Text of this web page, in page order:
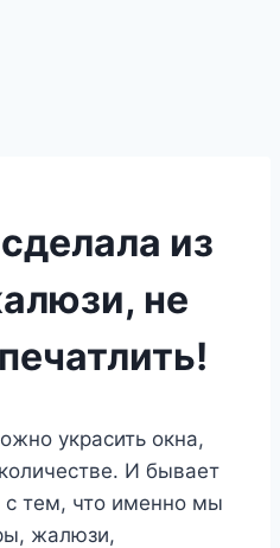
из
не
украсить окна,
И бывает
с тем, что именно мы
жалюзи,